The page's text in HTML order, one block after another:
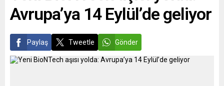
Avrupa’ya 14 Eylül’de geliyor
Paylaş Tweetle Gönder